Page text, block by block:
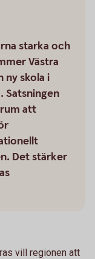
starka och
Västra
ny skola i
Satsningen
att
Det stärker
vill regionen att